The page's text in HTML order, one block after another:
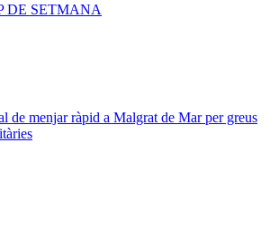
DE SETMANA
de menjar ràpid a Malgrat de Mar per greus